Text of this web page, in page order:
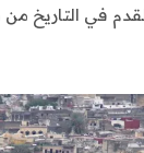
في التاريخ